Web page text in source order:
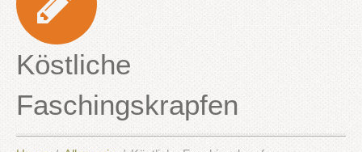
Köstliche
Faschingskrapfen